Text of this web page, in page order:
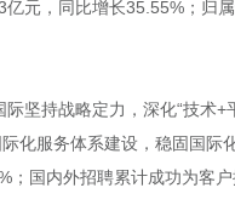
元，同比增长35.55%；归
坚持战略定力，深化“技术
化服务体系建设，稳固国
国内外招聘累计成功为客